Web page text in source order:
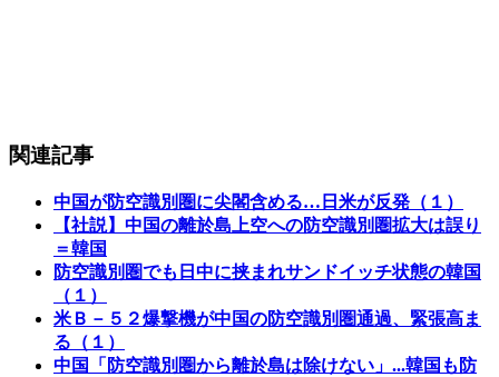
関連記事
中国が防空識別圏に尖閣含める…日米が反発（１）
【社説】中国の離於島上空への防空識別圏拡大は誤り
＝韓国
防空識別圏でも日中に挟まれサンドイッチ状態の韓国
（１）
米Ｂ－５２爆撃機が中国の防空識別圏通過、緊張高ま
る（１）
中国「防空識別圏から離於島は除けない」...韓国も防